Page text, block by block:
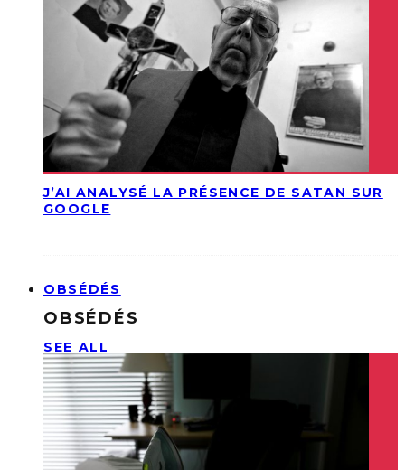
J’AI ANALYSÉ LA PRÉSENCE DE SATAN SUR
GOOGLE
OBSÉDÉS
OBSÉDÉS
SEE ALL